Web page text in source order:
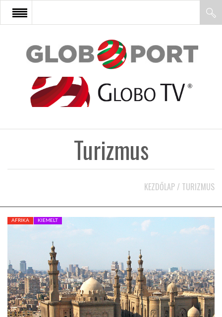
FŐOLDAL
AFRIKA
KÖZEL-KELET
AUSZTRÁLIA
A VILÁG ITTHON
Turizmus
KEZDŐLAP / TURIZMUS
AFRIKA KIEMELT